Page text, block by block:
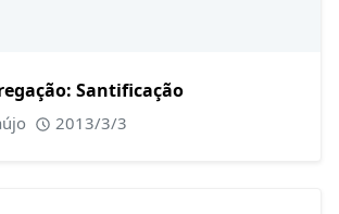
Santificação
2013/3/3